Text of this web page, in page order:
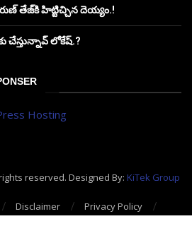
తేజ్‌కి హిట్టిచ్చిన దెయ్యం.!
చేస్తున్నావ్ లోకేష్.?
reserved. Designed By: KiTek Group
Disclaimer
Privacy Policy